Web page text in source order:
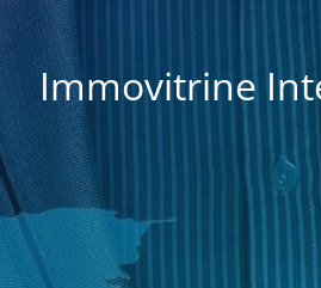
Immovitrine